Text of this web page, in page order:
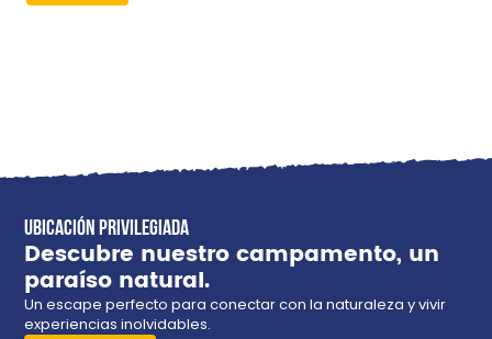
ubicación privilegiada
Descubre nuestro campamento, un
paraíso natural.
Un escape perfecto para conectar con la naturaleza y vivir
experiencias inolvidables.